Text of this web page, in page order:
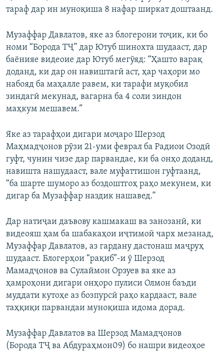
тараф дар ин муноқиша 8 нафар ширкат доштаанд.
Музаффар Давлатов, яке аз блогерони тоҷик, ки бо
номи “Борода ТҶ” дар Ютуб шинохта шудааст, дар
баёнияе видеоие дар Ютуб мегӯяд: “Ҳашто варақ
доданд, ки дар он навиштагӣ аст, ҳар чаҳори мо
набояд ба маҳалле равем, ки тарафи муқобил
зиндагӣ мекунад, вагарна ба 4 соли зиндон
маҳкум мешавем.”
Яке аз тарафҳои дигари моҷаро Шерзод
Маҳмадҷонов рӯзи 21-уми феврал ба Радиои Озодӣ
гуфт, чунин чизе дар парвандае, ки ба онҳо доданд,
навишта нашудааст, вале муфаттишон гуфтаанд,
“ба шарте шуморо аз боздоштгоҳ раҳо мекунем, ки
дигар ба Музаффар наздик нашавед.”
Дар натиҷаи даъвову кашмакаш ва занозанӣ, ки
видеояш ҳам ба шабакаҳои иҷтимоӣ чарх мезанад,
Музаффар Давлатов, аз гардану дастонаш маҷруҳ
шудааст. Блогерҳои “рақиб”-и ӯ Шерзод
Мамадҷонов ва Сулаймон Орзуев ва яке аз
ҳамроҳони дигари онҳоро пулиси Олмон баъди
муддати кутоҳе аз бозпурсӣ раҳо кардааст, вале
таҳқиқи парвандаи муноқиша идома дорад.
Музаффар Давлатов ва Шерзод Мамадҷонов
(Борода ТҶ ва Абдураҳмон09) бо нашри видеоҳое